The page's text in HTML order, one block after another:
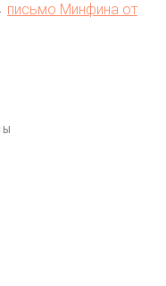
письмо Минфина от